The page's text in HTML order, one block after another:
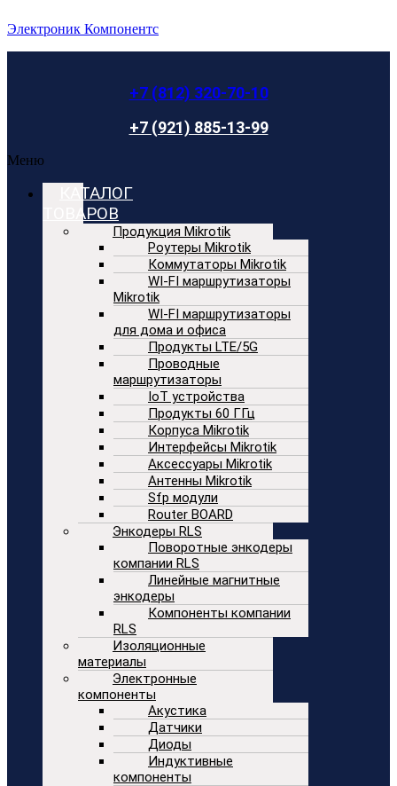
Электроник Компонентс
+7 (812) 320-70-10
+7 (921) 885-13-99
Меню
КАТАЛОГ
ТОВАРОВ
Продукция Mikrotik
Роутеры Mikrotik
Коммутаторы Mikrotik
WI-FI маршрутизаторы
Mikrotik
WI-FI маршрутизаторы
для дома и офиса
Продукты LTE/5G
Проводные
маршрутизаторы
IoT устройства
Продукты 60 ГГц
Корпуса Mikrotik
Интерфейсы Mikrotik
Аксессуары Mikrotik
Антенны Mikrotik
Sfp модули
Router BOARD
Энкодеры RLS
Поворотные энкодеры
компании RLS
Линейные магнитные
энкодеры
Компоненты компании
RLS
Изоляционные
материалы
Электронные
компоненты
Акустика
Датчики
Диоды
Индуктивные
компоненты